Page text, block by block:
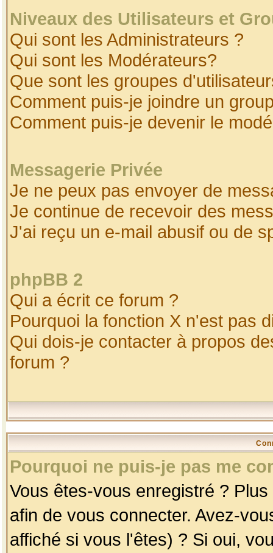
Niveaux des Utilisateurs et
Qui sont les Administrateurs ?
Qui sont les Modérateurs?
Que sont les groupes
Comment puis-je joindre un
Comment puis-je devenir le
Messagerie Privée
Je ne peux pas envoyer de
Je continue de recevoir des
J'ai reçu un e-mail abusif ou de
phpBB 2
Qui a écrit ce forum ?
Pourquoi la fonction X n'est pas
Qui dois-je contacter à propos
forum ?
Pourquoi ne puis-je pas me
Vous êtes-vous enregistré ?
afin de vous connecter. Avez-
affiché si vous l'êtes) ? Si oui,